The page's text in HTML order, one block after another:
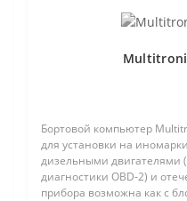
Бортовой компьютер
для установки на
дизельными двигателями
диагностики OBD-2) и
прибора возможна как с